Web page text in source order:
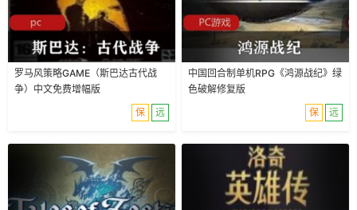
罗马风策略GAME（斯巴达古代战
争）中文免费增幅版
保
远
中国回合制单机RPG《鸿源战纪》绿
色破解修复版
保
远